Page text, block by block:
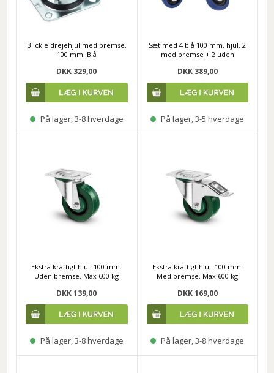
Blickle drejehjul med bremse.
100 mm. Blå
DKK 329,00
På lager, 3-8 hverdage
Sæt med 4 blå 100 mm. hjul. 2
med bremse + 2 uden
DKK 389,00
På lager, 3-5 hverdage
Ekstra kraftigt hjul. 100 mm.
Uden bremse. Max 600 kg
DKK 139,00
På lager, 3-8 hverdage
Ekstra kraftigt hjul. 100 mm.
Med bremse. Max 600 kg
DKK 169,00
På lager, 3-8 hverdage